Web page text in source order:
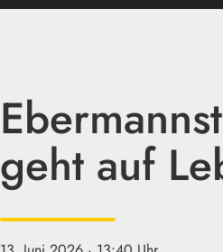
geht auf